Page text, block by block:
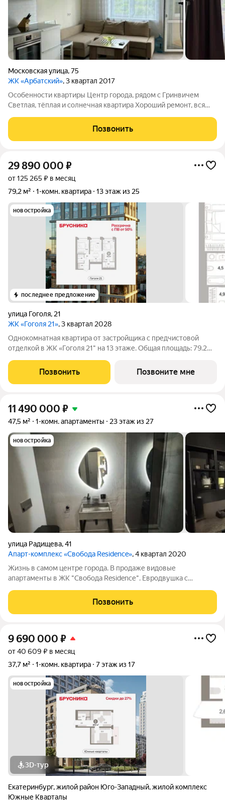
Московская улица,75
ЖК «Арбатский», 3 квартал 2017
Особенности квартиры Центр города, рядом с Гринвичем
Светлая, тёплая и солнечная квартира Хороший ремонт, вся
на 7-м этаже 10-этажного жилого комплекса «Арбатский»
Инфраструктура вокруг вас
Позвонить
29 890 000 ₽
от 125 265 ₽ в месяц
79,2 м²
1-комн. квартира 13 этаж из 25
новостройка
последнее предложение
улица Гоголя, 21
ЖК «Гоголя 21», 3 квартал 2028
Однокомнатная квартира от застройщика с предчистовой
отделкой в ЖК «Гоголя 21" на 13 этаже. Общая площадь: 79.2
одной спальней в проекте Гоголя 21. Особенности планировки:
окна в пол,
Позвонить Позвоните мне
11 490 000 ₽
47,5 м² 1-комн. апартаменты 23 этаж из 27
новостройка
улица Радищева,41
Апарт-комплекс «Свобода Residence», 4 квартал 2020
Жизнь в самом центре города. В продаже видовые
апартаменты в ЖК "Свобода Residenсе". Евродвушка с
просторный санузел. Стильный дизайн - на стенках
штукатурка, подобранные в тон двери и санузел в
Позвонить
9 690 000 ₽
от 40 609 ₽ в месяц
37,7 м²
1-комн. квартира 7 этаж из 17
новостройка
3D-тур
Екатеринбург,жилой район Юго-Западный,жилой комплекс
Южные Кварталы